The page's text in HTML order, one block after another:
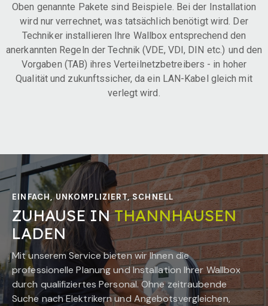
Oben genannte Pakete sind Beispiele. Bei der Installation
wird nur verrechnet, was tatsächlich benötigt wird. Der
Techniker installieren Ihre Wallbox entsprechend den
anerkannten Regeln der Technik (VDE, VDI, DIN etc.) und den
Vorgaben (TAB) ihres Verteilnetzbetreibers - in hoher
Qualität und zukunftssicher, da ein LAN-Kabel gleich mit
verlegt wird.
EINFACH, UNKOMPLIZIERT, SCHNELL
ZUHAUSE INTHANNHAUSEN
LADEN
Mit unserem Service bieten wir Ihnen die
professionelle Planung und Installation Ihrer Wallbox
durch qualifiziertes Personal. Ohne zeitraubende
Suche nach Elektrikern und Angebotsvergleichen,